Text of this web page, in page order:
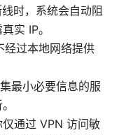
时，系统会自动阻
实 IP。
经过本地网络提供
最小必要信息的服
通过 VPN 访问敏